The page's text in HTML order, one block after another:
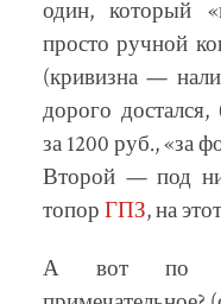
один, который
просто ручной
(кривизна —
дорого достался,
за 1200 руб., «за
Второй — под
топор ГПЗ, на
А вот по